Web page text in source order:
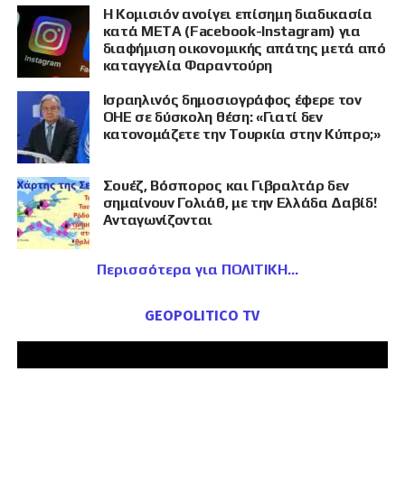
Η Κομισιόν ανοίγει επίσημη διαδικασία
κατά META (Facebook-Instagram) για
διαφήμιση οικονομικής απάτης μετά από
καταγγελία Φαραντούρη
Ισραηλινός δημοσιογράφος έφερε τον
ΟΗΕ σε δύσκολη θέση: «Γιατί δεν
κατονομάζετε την Τουρκία στην Κύπρο;»
Σουέζ, Βόσπορος και Γιβραλτάρ δεν
σημαίνουν Γολιάθ, με την Ελλάδα Δαβίδ!
Ανταγωνίζονται
Περισσότερα για ΠΟΛΙΤΙΚΗ
GEOPOLITICO TV